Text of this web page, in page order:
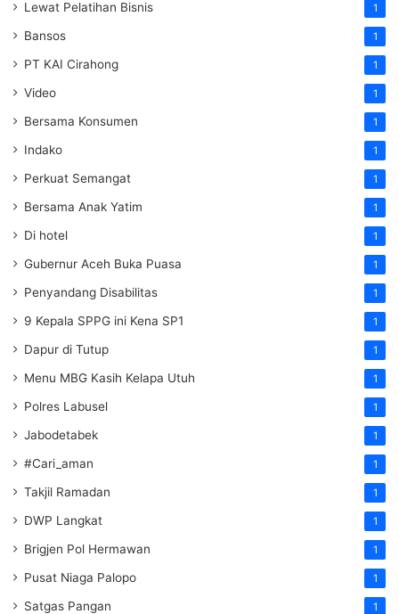
Lewat Pelatihan Bisnis 1
Bansos 1
PT KAI Cirahong 1
Video 1
Bersama Konsumen 1
Indako 1
Perkuat Semangat 1
Bersama Anak Yatim 1
Di hotel 1
Gubernur Aceh Buka Puasa 1
Penyandang Disabilitas 1
9 Kepala SPPG ini Kena SP1 1
Dapur di Tutup 1
Menu MBG Kasih Kelapa Utuh 1
Polres Labusel 1
Jabodetabek 1
#Cari_aman 1
Takjil Ramadan 1
DWP Langkat 1
Brigjen Pol Hermawan 1
Pusat Niaga Palopo 1
Satgas Pangan 1